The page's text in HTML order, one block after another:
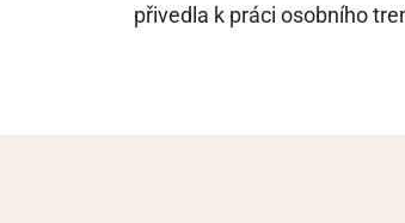
přivedla k práci osobního